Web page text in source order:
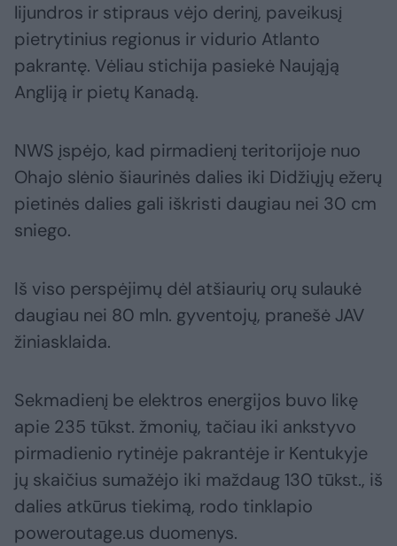
lijundros ir stipraus vėjo derinį, paveikusį
pietrytinius regionus ir vidurio Atlanto
pakrantę. Vėliau stichija pasiekė Naująją
Angliją ir pietų Kanadą.
NWS įspėjo, kad pirmadienį teritorijoje nuo
Ohajo slėnio šiaurinės dalies iki Didžiųjų ežerų
pietinės dalies gali iškristi daugiau nei 30 cm
sniego.
Iš viso perspėjimų dėl atšiaurių orų sulaukė
daugiau nei 80 mln. gyventojų, pranešė JAV
žiniasklaida.
Sekmadienį be elektros energijos buvo likę
apie 235 tūkst. žmonių, tačiau iki ankstyvo
pirmadienio rytinėje pakrantėje ir Kentukyje
jų skaičius sumažėjo iki maždaug 130 tūkst., iš
dalies atkūrus tiekimą, rodo tinklapio
poweroutage.us duomenys.